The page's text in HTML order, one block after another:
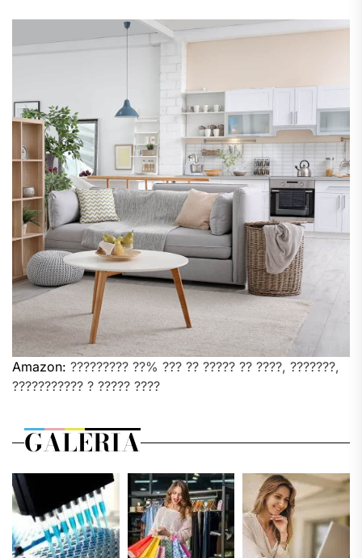
Amazon: ????????? ??% ??? ?? ????? ?? ????, ???????,
??????????? ? ????? ????
GALERIA